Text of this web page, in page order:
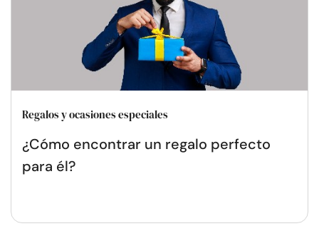
Regalos y ocasiones especiales
¿Cómo encontrar un regalo perfecto
para él?